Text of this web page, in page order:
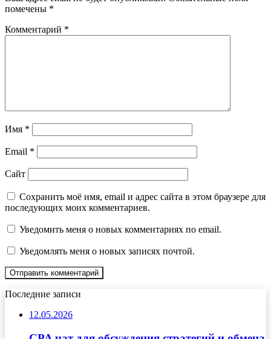
помечены *
Комментарий *
Имя *
Email *
Сайт
Сохранить моё имя, email и адрес сайта в этом браузере для
последующих моих комментариев.
Уведомить меня о новых комментариях по email.
Уведомлять меня о новых записях почтой.
Последние записи
12.05.2026